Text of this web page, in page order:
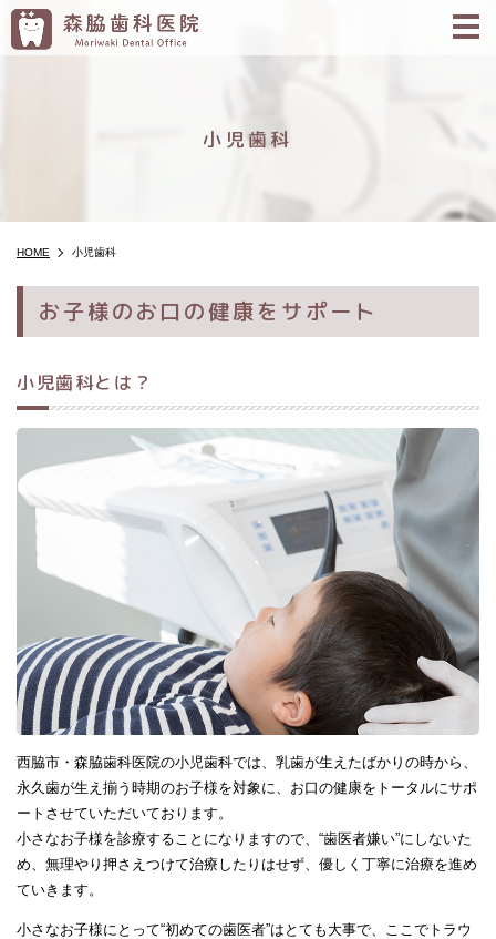
小児歯科
HOME 小児歯科
お子様のお口の健康をサポート
小児歯科とは？
西脇市・森脇歯科医院の小児歯科では、乳歯が生えたばかりの時から、
永久歯が生え揃う時期のお子様を対象に、お口の健康をトータルにサポ
ートさせていただいております。
小さなお子様を診療することになりますので、“歯医者嫌い”にしないた
め、無理やり押さえつけて治療したりはせず、優しく丁寧に治療を進め
ていきます。
小さなお子様にとって“初めての歯医者”はとても大事で、ここでトラウ